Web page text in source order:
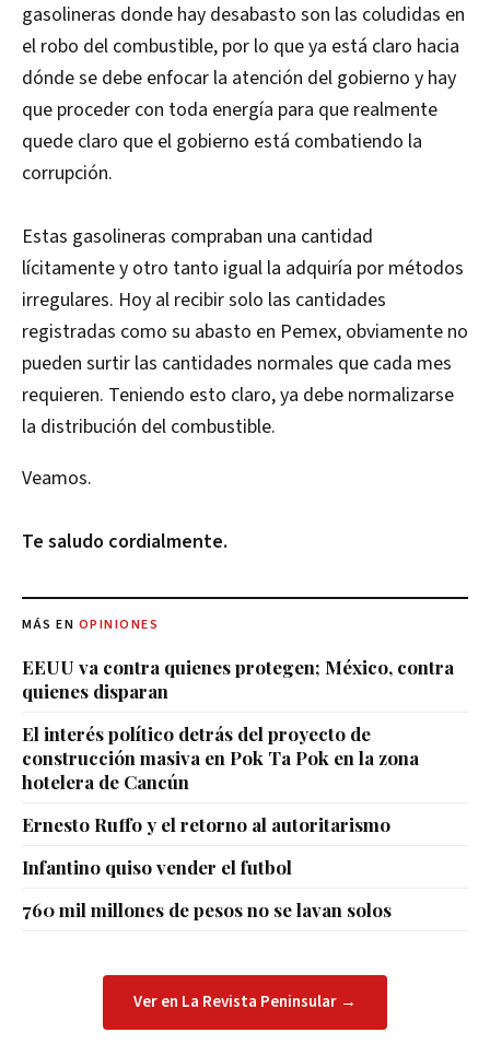
gasolineras donde hay desabasto son las coludidas en
el robo del combustible, por lo que ya está claro hacia
dónde se debe enfocar la atención del gobierno y hay
que proceder con toda energía para que realmente
quede claro que el gobierno está combatiendo la
corrupción.
Estas gasolineras compraban una cantidad
lícitamente y otro tanto igual la adquiría por métodos
irregulares. Hoy al recibir solo las cantidades
registradas como su abasto en Pemex, obviamente no
pueden surtir las cantidades normales que cada mes
requieren. Teniendo esto claro, ya debe normalizarse
la distribución del combustible.
Veamos.
Te saludo cordialmente.
MÁS EN OPINIONES
EEUU va contra quienes protegen; México, contra
quienes disparan
El interés político detrás del proyecto de
construcción masiva en Pok Ta Pok en la zona
hotelera de Cancún
Ernesto Ruffo y el retorno al autoritarismo
Infantino quiso vender el futbol
760 mil millones de pesos no se lavan solos
Ver en La Revista Peninsular →